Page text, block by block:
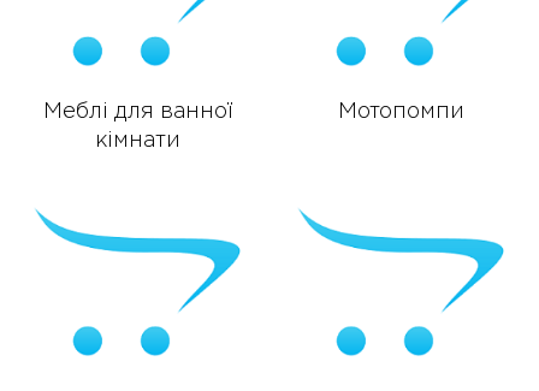
Меблі для ванної
кімнати
Мотопомпи